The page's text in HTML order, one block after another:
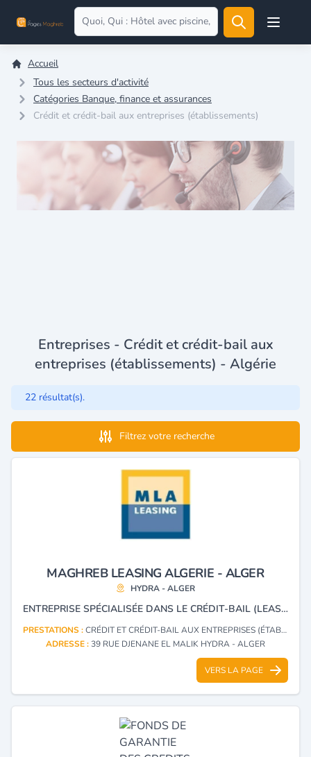
Open
Accueil
Tous les secteurs d'activité
Catégories Banque, finance et assurances
Crédit et crédit-bail aux entreprises (établissements)
Entreprises - Crédit et crédit-bail aux
entreprises (établissements) - Algérie
22 résultat(s).
Filtrez votre recherche
MAGHREB LEASING ALGERIE - ALGER
HYDRA - ALGER
ENTREPRISE SPÉCIALISÉE DANS LE CRÉDIT-BAIL (LEASING) ET LA LOCATION LONGUE DURÉE (LLD).
PRESTATIONS :CRÉDIT ET CRÉDIT-BAIL AUX ENTREPRISES (ÉTABLISSEMENTS)
ADRESSE :39 RUE DJENANE EL MALIK HYDRA - ALGER
VERS LA PAGE